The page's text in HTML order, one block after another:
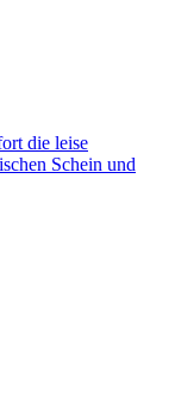
die leise
Schein und